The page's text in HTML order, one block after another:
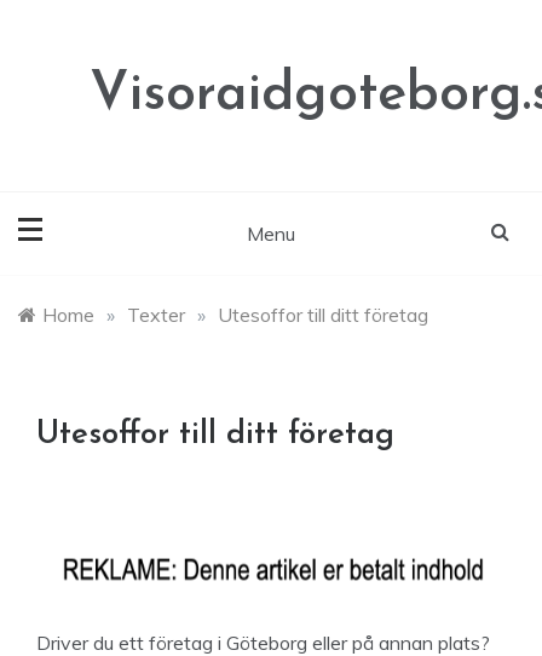
Menu
Home » Texter » Utesoffor till ditt företag
Utesoffor till ditt företag
Driver du ett företag i Göteborg eller på annan plats?